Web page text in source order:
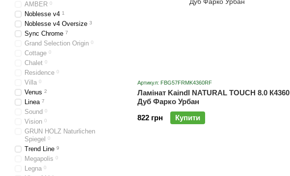
Артикул: FBG57FRMK4360RF
Ламінат Kaindl NATURAL TOUCH 8.0 К4360
Дуб Фарко Урбан
822 грн
Купити
AMBER 0
Noblesse v4 1
Noblesse v4 Oversize 3
Sync Chrome 7
Grand Selection Origin 0
Cottage 0
Chalet 0
Residence 0
Villa 0
Venus 2
Linea 7
Sound 0
Vision 0
GRUN HOLZ Naturlichen
Spiegel
0
Trend Line 9
Megapolis 0
Legna 0